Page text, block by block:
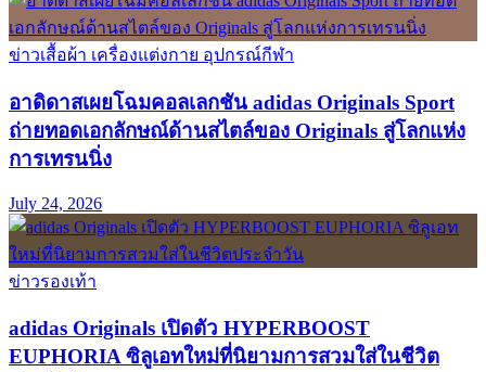
ข่าวเสื้อผ้า เครื่องแต่งกาย อุปกรณ์กีฬา
อาดิดาสเผยโฉมคอลเลกชัน adidas Originals Sport
ถ่ายทอดเอกลักษณ์ด้านสไตล์ของ Originals สู่โลกแห่ง
การเทรนนิ่ง
July 24, 2026
ข่าวรองเท้า
adidas Originals เปิดตัว HYPERBOOST
EUPHORIA ซิลูเอทใหม่ที่นิยามการสวมใส่ในชีวิต